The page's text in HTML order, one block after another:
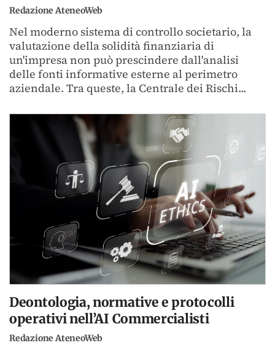
Redazione AteneoWeb
Nel moderno sistema di controllo societario, la
valutazione della solidità finanziaria di
un'impresa non può prescindere dall'analisi
delle fonti informative esterne al perimetro
aziendale. Tra queste, la Centrale dei Rischi...
Deontologia, normative e protocolli
operativi nell’AI Commercialisti
Redazione AteneoWeb